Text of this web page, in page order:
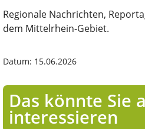
Regionale Nachrichten,
dem Mittelrhein-Gebiet.
Datum: 15.06.2026
Das könnte Sie
interessieren